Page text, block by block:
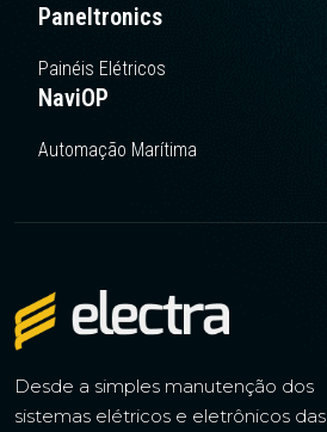
Paneltronics
Painéis Elétricos
NaviOP
Automação Marítima
Desde a simples manutenção dos
sistemas elétricos e eletrônicos das